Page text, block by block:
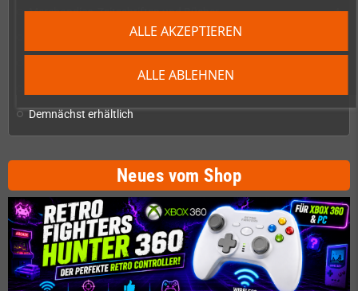
ALLE ABLEHNEN
ALLE AKZEPTIEREN
Merchandise, Zeitschriften und Bücher add
Checkmate & Retro Monitor
Demnächst erhältlich
Neues vom Shop